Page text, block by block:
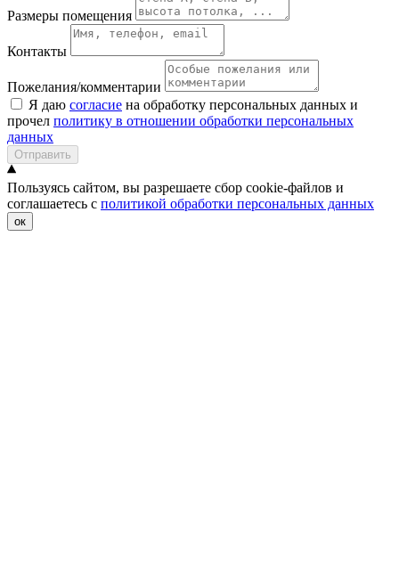
Размеры помещения
Контакты
Пожелания/комментарии
Я даю согласие на обработку персональных данных и
прочел политику в отношении обработки персональных
данных
Отправить
Пользуясь сайтом, вы разрешаете сбор cookie-файлов и
соглашаетесь с политикой обработки персональных данных
ок